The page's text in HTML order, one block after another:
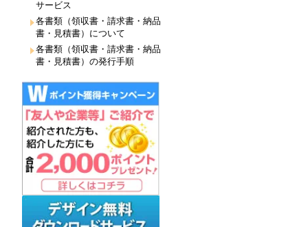
サービス
各書類（領収書・請求書・納品
書・見積書）について
各書類（領収書・請求書・納品
書・見積書）の発行手順